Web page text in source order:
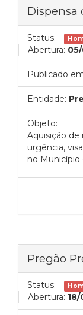
Dispensa
Status:
Abertura:
Publicado
Entidade:
Objeto:
Aquisição de
urgência,
no Município
Pregão
Status:
Abertura: